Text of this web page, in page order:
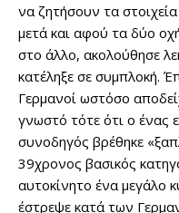
να ζητήσουν τα
μετά και αφού τα δύο
στο άλλο, ακολούθησε
κατέληξε σε συμπλοκή.
Γερμανοί ωστόσο
γνωστό τότε ότι ο ένας
συνοδηγός βρέθηκε
39χρονος βασικός
αυτοκίνητο ένα μεγάλο
έστρεψε κατά των